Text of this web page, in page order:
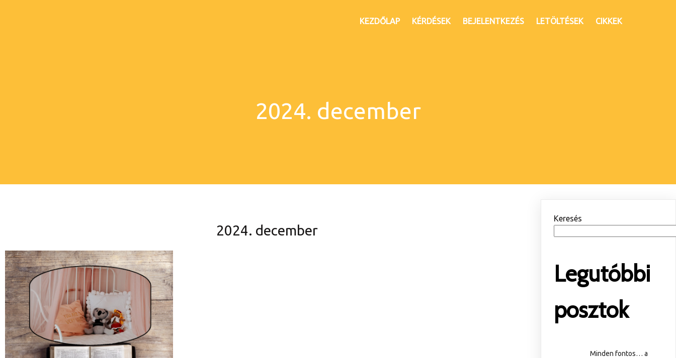
KEZDŐLAP KÉRDÉSEK BEJELENTKEZÉS LETÖLTÉSEK CIKKEK
2024. december
2024. december
Keresés
Legutóbbi
posztok
Minden fontos… a